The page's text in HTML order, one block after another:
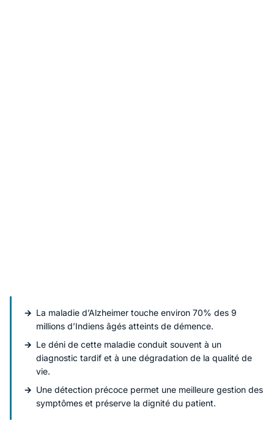
La maladie d’Alzheimer touche environ 70% des 9
millions d’Indiens âgés atteints de démence.
Le déni de cette maladie conduit souvent à un
diagnostic tardif et à une dégradation de la qualité de
vie.
Une détection précoce permet une meilleure gestion des
symptômes et préserve la dignité du patient.